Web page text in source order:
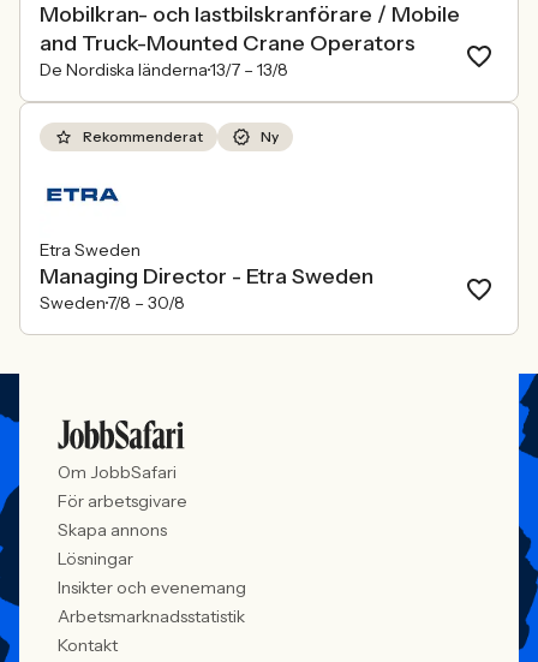
Mobilkran- och lastbilskranförare / Mobile
and Truck-Mounted Crane Operators
De Nordiska länderna13/7 – 13/8
Rekommenderat Ny
Etra Sweden
Managing Director - Etra Sweden
Sweden7/8 – 30/8
Om JobbSafari
För arbetsgivare
Skapa annons
Lösningar
Insikter och evenemang
Arbetsmarknadsstatistik
Kontakt